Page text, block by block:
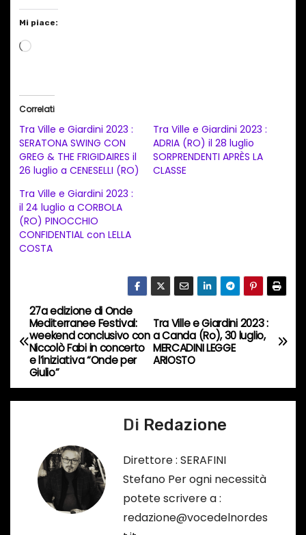
Mi piace:
C
a
m
e
n
t
o
i
o
r
s
o
…
Correlati
Tra Ville e Giardini 2023 :
SERATONA SWING CON
GREG & THE FRIGIDAIRES il
26 luglio a CENESELLI (RO)
Tra Ville e Giardini 2023 :
ADRIA (RO) il 28 luglio
SORPRENDENTI APRÈS LA
CLASSE
Tra Ville e Giardini 2023 :
il 24 luglio a CORBOLA
(RO) PINOCCHIO
CONFIDENTIAL con LELLA
COSTA
N
a
v
i
Tra Ville e Giardini 2023 :
a Canda (Ro), 30 luglio,
MERCADINI LEGGE
ARIOSTO
27a edizione di Onde
Mediterranee Festival:
weekend conclusivo con
Niccolò Fabi in concerto
e l’iniziativa “Onde per
Giulio”
Di Redazione
Direttore : SERAFINI
Stefano Per ogni necessità
potete scrivere a :
redazione@vocedelnordes